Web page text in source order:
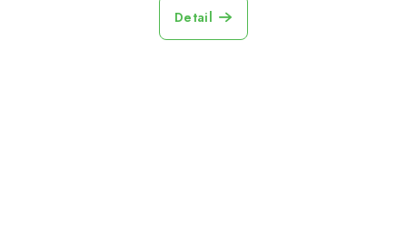
Detail